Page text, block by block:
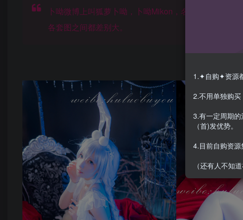
卜呦微博上叫狐萝卜呦，卜呦Mikon，名字挺多，作品
各套图之间都差别大。
1.✦自购✦资源
2.不用单独购买
3.有一定周期
（首)发优势。
4.目前自购资
（还有人不知